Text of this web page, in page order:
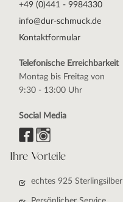
+49 (0)441 - 9984330
info@dur-schmuck.de
Kontaktformular
Telefonische Erreichbarkeit
Montag bis Freitag von
9:30 - 13:00 Uhr
Social Media
Ihre Vorteile
echtes 925 Sterlingsilber